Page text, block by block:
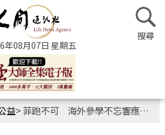
年08月07日 星期五
益>菲跑不可 海外參學不忘響應VegRun復蔬公益路跑